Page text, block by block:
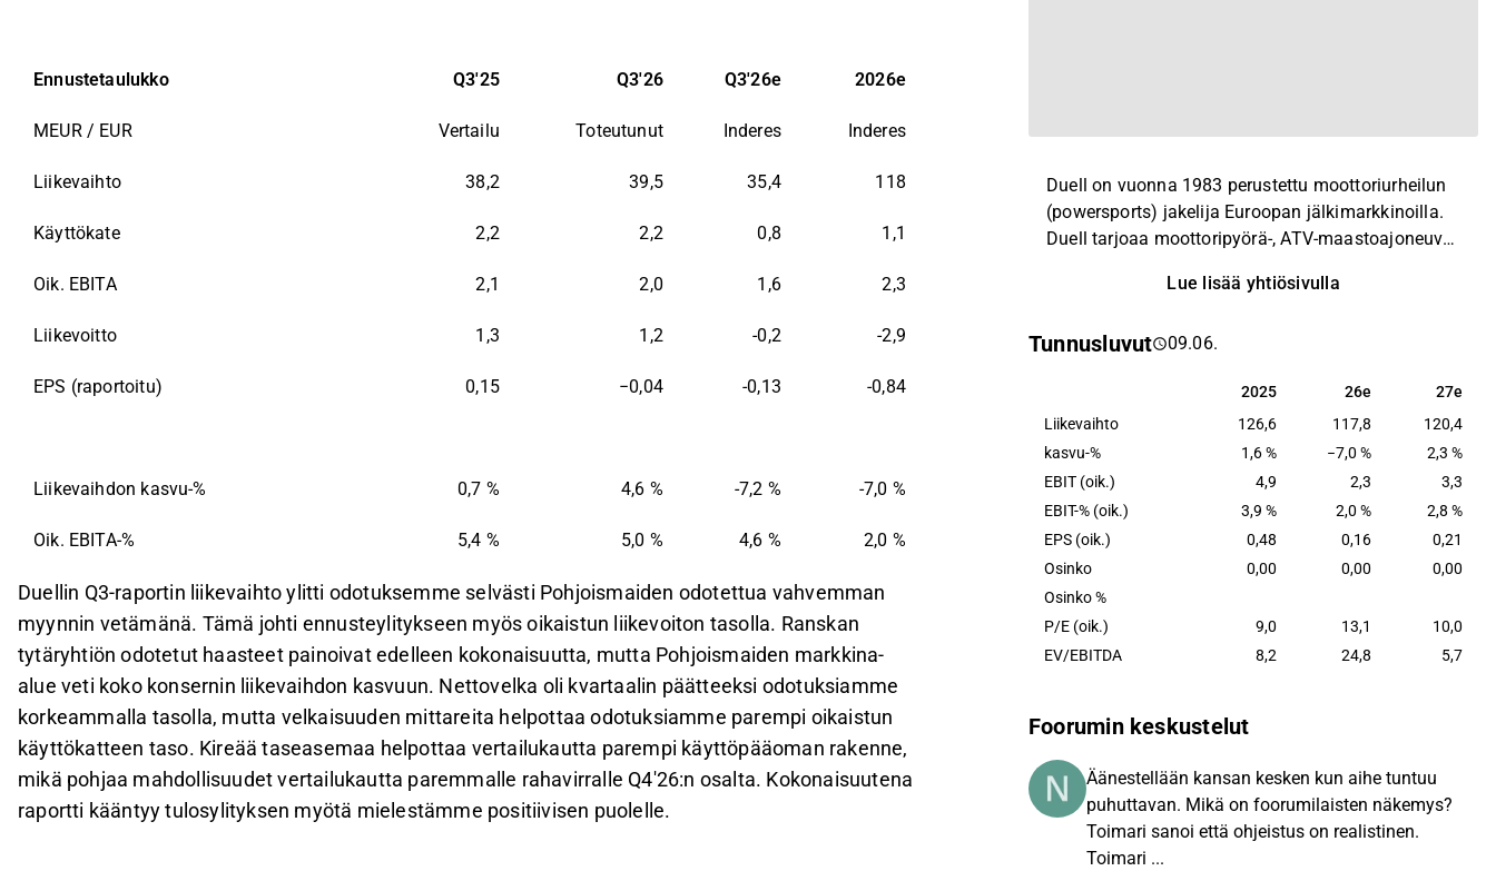
edellytyksiä paremmalle rahavirralle Q4'26:ssa.
Yhtiö toisti varovaisen ohjeistuksensa koko vuodelle, mutta Q3:n jälkeen ohjeistus vaikuttaa
Ennustetaulukko Q3'25 Q3'26 Q3'26e 2026e
MEUR / EUR Vertailu Toteutunut Inderes Inderes
Liikevaihto 38,2 39,5 35,4 118
Käyttökate 2,2 2,2 0,8 1,1
Oik. EBITA 2,1 2,0 1,6 2,3
Liikevoitto 1,3 1,2 -0,2 -2,9
EPS (raportoitu) 0,15 −0,04 -0,13 -0,84
Liikevaihdon kasvu-% 0,7 % 4,6 % -7,2 % -7,0 %
Oik. EBITA-% 5,4 % 5,0 % 4,6 % 2,0 %
Duellin Q3-raportin liikevaihto ylitti odotuksemme selvästi Pohjoismaiden odotettua vahvemman
myynnin vetämänä. Tämä johti ennusteylitykseen myös oikaistun liikevoiton tasolla. Ranskan
tytäryhtiön odotetut haasteet painoivat edelleen kokonaisuutta, mutta Pohjoismaiden markkina-
alue veti koko konsernin liikevaihdon kasvuun. Nettovelka oli kvartaalin päätteeksi odotuksiamme
korkeammalla tasolla, mutta velkaisuuden mittareita helpottaa odotuksiamme parempi oikaistun
käyttökatteen taso. Kireää taseasemaa helpottaa vertailukautta parempi käyttöpääoman rakenne,
mikä pohjaa mahdollisuudet vertailukautta paremmalle rahavirralle Q4'26:n osalta. Kokonaisuutena
raportti kääntyy tulosylityksen myötä mielestämme positiivisen puolelle.
Duell on vuonna 1983 perustettu moottoriurheilun
(powersports) jakelija Euroopan jälkimarkkinoilla.
Duell tarjoaa moottoripyörä-, ATV‑maastoajoneuvo‑
veneilytuotteita kuten teknisiä osia ja varaosia
vaatteita ja varusteita), jälleenmyyjille usealla
Lue lisää yhtiösivulla
Tunnusluvut 09.06.
2025 26e 27e
2025 26e
27e
Liikevaihto
126,6 117,8
120,4
kasvu-%
1,6 % −7,0 %
2,3 %
EBIT (oik.)
4,9 2,3
3,3
EBIT-% (oik.)
3,9 % 2,0 %
2,8 %
EPS (oik.)
0,48 0,16
0,21
Osinko
0,00 0,00
0,00
Osinko %
P/E (oik.)
9,0 13,1
10,0
EV/EBITDA
8,2 24,8 5,7
Foorumin keskustelut
Äänestellään kansan kesken kun aihe tuntuu
puhuttavan. Mikä on foorumilaisten näkemys?
Toimari sanoi että ohjeistus on realistinen.
Toimari ...